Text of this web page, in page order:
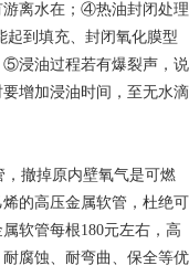
游离水在；④热油封闭处理
到填充、封闭氧化膜型
⑤浸油过程若有爆裂声，说
增加浸油时间，至无水滴
撤掉原内壁氧气是可燃
的高压金属软管，杜绝可
软管每根180元左右，高
腐蚀、耐弯曲、保全等优